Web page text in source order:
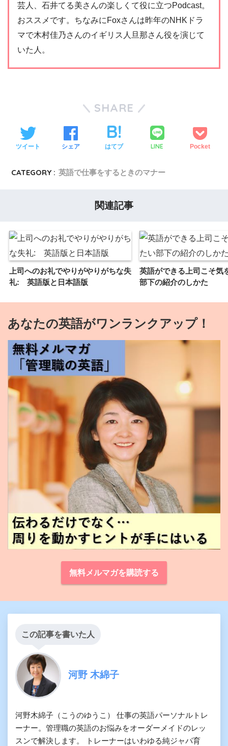
芸人、石井てる美さんの楽しくて役に立つPodcast。
おススメです。ちなみにFoxさんは昨年のNHKドラ
マで木村佳乃さんのイギリス人旦那さん役を演じて
いた人。
SHARE
ツイート シェア はてブ LINE Pocket
CATEGORY : 英語で仕事をするときのマナー
関連記事
上司へのお礼でやりがやりがちな失
礼: 英語版と日本語版
英語ができる上司こそ気
部下の紹介のしかた
あなたの英語がワンランクアップ！
無料メルマガを購読する
この記事を書いた人
河野 木綿子
河野木綿子（こうのゆうこ） 仕事の英語パーソナルトレ
ーナー。管理職の英語のお悩みをオーダーメイドのレッ
スンで解決します。 トレーナーはいわゆる純ジャパ育